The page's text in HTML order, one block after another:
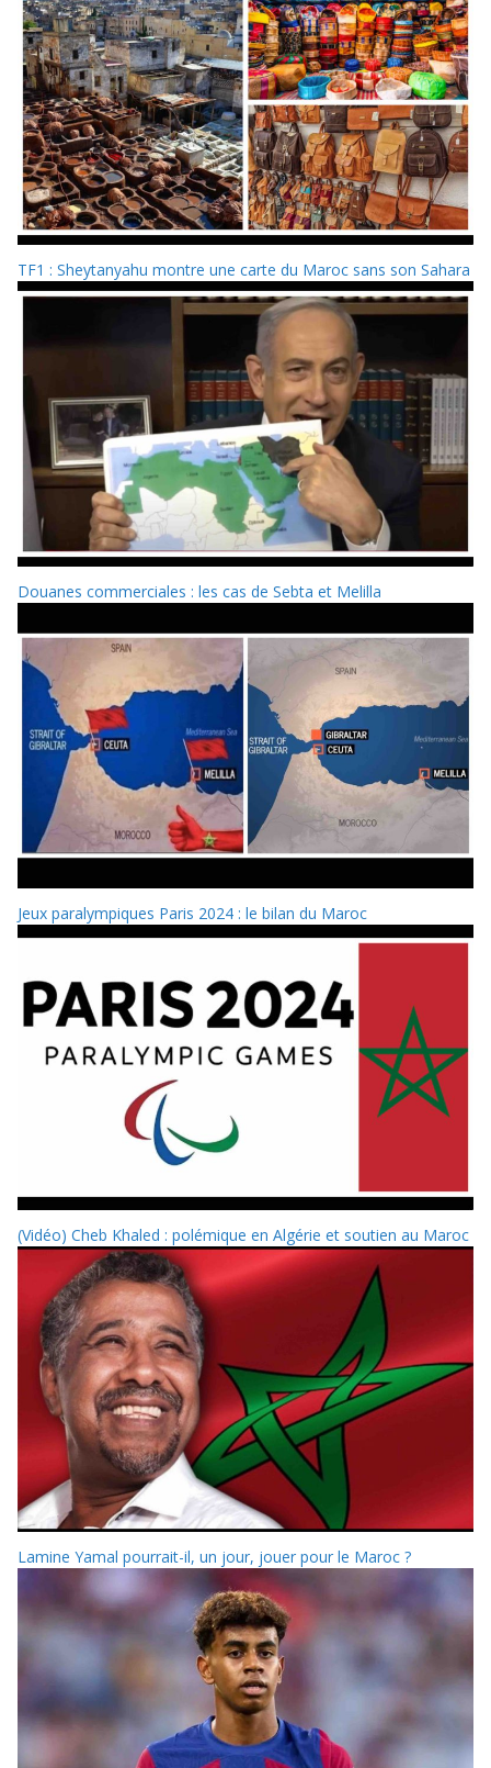
TF1 : Sheytanyahu montre une carte du Maroc sans son Sahara
Douanes commerciales : les cas de Sebta et Melilla
Jeux paralympiques Paris 2024 : le bilan du Maroc
(Vidéo) Cheb Khaled : polémique en Algérie et soutien au Maroc
Lamine Yamal pourrait-il, un jour, jouer pour le Maroc ?